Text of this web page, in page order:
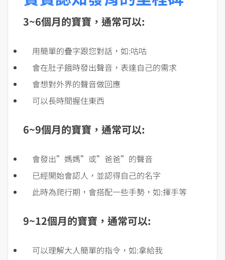
3~6個月的寶寶，通常可以:
用簡單的疊字跟您對話，如:咕咕
會在肚子餓時發出聲音，表達自己的需求
會想對外界的聲音做回應
可以長時間握住東西
6~9個月的寶寶，通常可以:
會發出”媽媽”或”爸爸”的聲音
已經開始會認人，並認得自己的名字
此時為爬行期，會搭配一些手勢，如:揮手等
9~12個月的寶寶，通常可以:
可以理解大人簡單的指令，如:拿給我